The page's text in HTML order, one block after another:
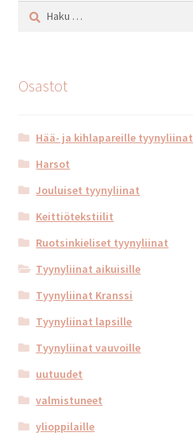
Haku:
Osastot
Hää- ja kihlapareille tyynyliinat
Harsot
Jouluiset tyynyliinat
Keittiötekstiilit
Ruotsinkieliset tyynyliinat
Tyynyliinat aikuisille
Tyynyliinat Kranssi
Tyynyliinat lapsille
Tyynyliinat vauvoille
uutuudet
valmistuneet
ylioppilaille